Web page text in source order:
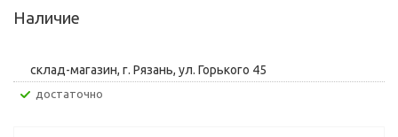
Наличие
склад-магазин, г. Рязань, ул. Горького 45
Достаточно